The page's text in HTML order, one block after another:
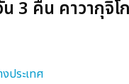
3 คืน คาวากุจิโก
งประเทศ